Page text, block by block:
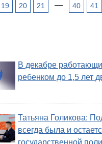
19 20 21 — 40 41
В декабре
ребенком до 1,5 лет
Татьяна Голикова:
всегда была и
государственной